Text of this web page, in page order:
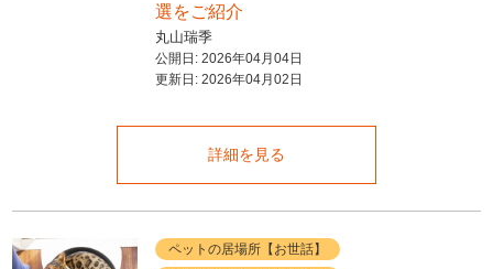
選をご紹介
丸山瑞季
公開日: 2026年04月04日
更新日: 2026年04月02日
詳細を見る
ペットの居場所【お世話】